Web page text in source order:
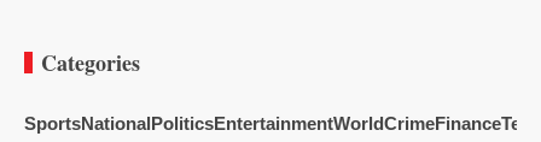
Categories
SportsNationalPoliticsEntertainmentWorldCrimeFinance